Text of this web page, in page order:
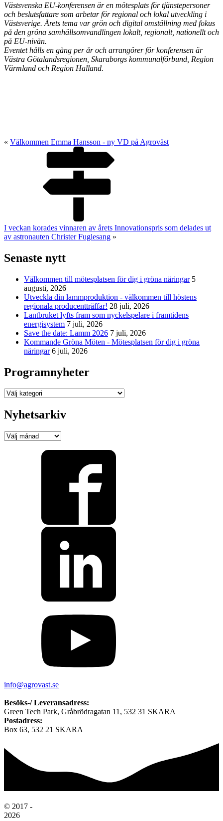
Västsvenska EU-konferensen är en mötesplats för tjänstepersoner
och beslutsfattare som arbetar för regional och lokal utveckling i
Västsverige. Årets tema var grön och digital omställning med fokus
på den gröna samhällsomvandlingen lokalt, regionalt, nationellt och
på EU-nivån.
Eventet hålls en gång per år och arrangörer för konferensen är
Västra Götalandsregionen, Skaraborgs kommunalförbund, Region
Värmland och Region Halland.
« Välkommen Emma Hansson - ny VD på Agroväst
I veckan korades vinnaren av årets Innovationspris som delades ut
av astronauten Christer Fuglesang »
Senaste nytt
Välkommen till mötesplatsen för dig i gröna näringar 5
augusti, 2026
Utveckla din lammproduktion - välkommen till höstens
regionala producentträffar! 28 juli, 2026
Lantbruket lyfts fram som nyckelspelare i framtidens
energisystem 7 juli, 2026
Save the date: Lamm 2026 7 juli, 2026
Kommande Gröna Möten - Mötesplatsen för dig i gröna
näringar 6 juli, 2026
Programnyheter
Programnyheter
Nyhetsarkiv
Nyhetsarkiv
info@agrovast.se
Besöks-/ Leveransadress:
Green Tech Park, Gråbrödragatan 11, 532 31 SKARA
Postadress:
Box 63, 532 21 SKARA
© 2017 -
2026